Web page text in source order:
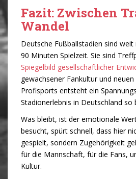
Fazit: Zwischen
Wandel
Deutsche Fußballstadien sind
90 Minuten Spielzeit. Sie sind
Spiegelbild gesellschaftlicher
gewachsener Fankultur und
Profisports entsteht ein
Stadionerlebnis in Deutschland so
Was bleibt, ist der emotionale
besucht, spürt schnell, dass hier
gespielt, sondern Zugehörigkeit
für die Mannschaft, für die Fans,
Kultur.